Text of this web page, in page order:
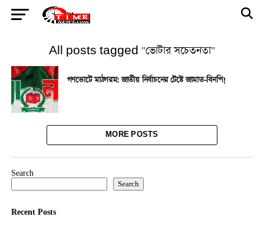
All posts tagged "ভোটার সচেতনতা"
গণভোটে মাঠগরম: জাতীয় নির্বাচনের টেষ্টে জামাত-বিনপি!
MORE POSTS
Search
Search
Recent Posts